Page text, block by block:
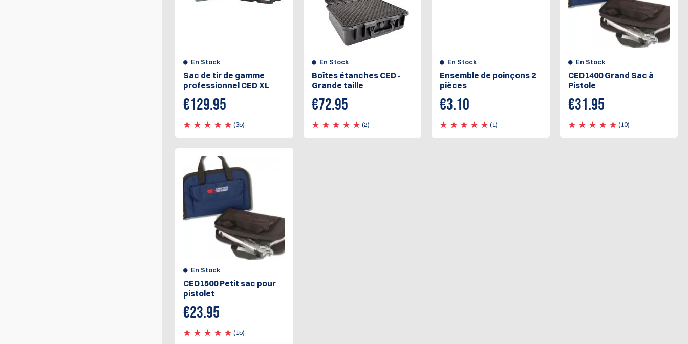
En Stock
Sac de tir de gamme
professionnel CED XL
€129.95
(35)
En Stock
Boîtes étanches CED -
Grande taille
€72.95
(2)
En Stock
Ensemble de poinçons 2
pièces
€3.10
(1)
En Stock
CED1400 Grand Sac à
Pistole
€31.95
(10)
En Stock
CED1500 Petit sac pour
pistolet
€23.95
(15)